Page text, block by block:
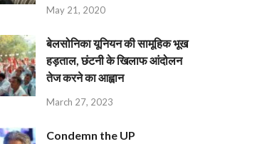
May 21, 2020
बेलसोनिका यूनियन की सामूहिक भूख
हड़ताल, छंटनी के खिलाफ आंदोलन
तेज करने का आह्वान
March 27, 2023
Condemn the UP